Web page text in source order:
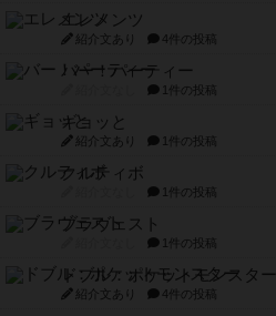
エレメンツ
紹介文あり 4件の投稿
バー！パーティー
1件の投稿
ギョッと
紹介文あり 1件の投稿
クルティボ
1件の投稿
ブラヴェスト
1件の投稿
ドブル：ポケットモンスター
紹介文あり 4件の投稿